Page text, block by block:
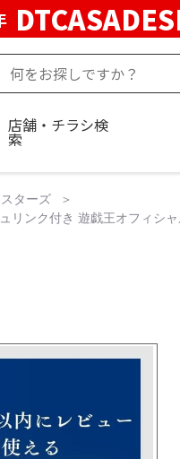
店舗・チラシ検
索
ターズ
ンク付き 遊戯王オフィシ